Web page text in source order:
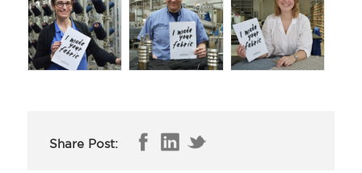
Share Post: